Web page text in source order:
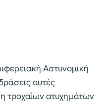
Αστυνομική
αυτές
τροχαίων ατυχημάτων